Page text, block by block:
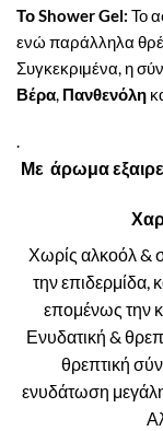
Το Shower Gel: Το
ενώ παράλληλα
Συγκεκριμένα, η
Βέρα Πανθενόλη
.
Με άρωμα
Χωρίς αλκοόλ &
την επιδερμίδα,
επομένως την
Ενυδατική &
θρεπτική
ενυδάτωση